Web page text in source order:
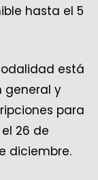
hasta el 5
está
general y
para
26 de
diciembre.